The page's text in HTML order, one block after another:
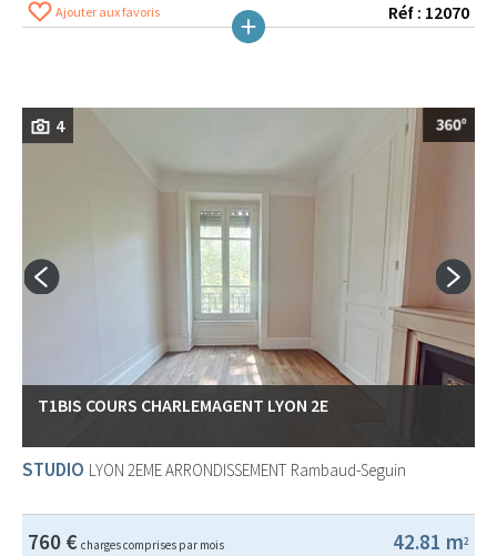
Ajouter aux favoris Réf : 12070
4
T1BIS COURS CHARLEMAGENT LYON 2E
STUDIO LYON 2EME ARRONDISSEMENT Rambaud-Seguin
42.81 m2
760 € charges comprises par mois